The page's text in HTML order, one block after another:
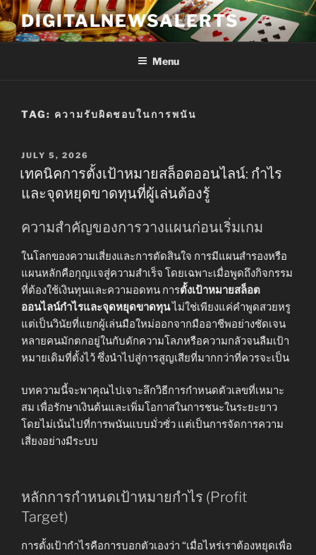
Skip
to
content
DIGITALNEWSALERTS
Menu
TAG: ความรับผิดชอบในการพนัน
POSTED
JULY 5, 2026
เทคนิคการตั้งเป้าหมายสล็อตออนไลน์: กำไร
และจุดหยุดขาดทุนที่ผู้เล่นต้องรู้
ความสำคัญของการวางแผนก่อนเริ่มเกม
ในโลกของความเสี่ยงและการตัดสินใจ การมีแผนสำรองหรือ
แผนหลักคือกุญแจสู่ความสำเร็จ โดยเฉพาะเมื่อพูดถึงกิจกรรม
ที่ต้องใช้เงินทุนและความอดทน การตั้งเป้าหมายสล็อต
ออนไลน์กำไรและจุดหยุดขาดทุนไม่ใช่เพียงแค่คำพูดสวยหรู
แต่เป็นวินัยที่แยกผู้เล่นมือใหม่ออกจากมืออาชีพอย่างชัดเจน
หลายคนมักตกอยู่ในกับดักความโลภหรือความกลัวจนลืมเป้า
หมายเดิมที่ตั้งไว้ ซึ่งนำไปสู่การสูญเสียที่มากกว่าที่ควรจะเป็น
บทความนี้จะพาคุณไปเจาะลึกวิธีการกำหนดตัวเลขที่เหมาะ
สม เพื่อรักษาเงินต้นและเพิ่มโอกาสในการชนะในระยะยาว
โดยไม่เน้นไปที่การพนันแบบมั่วซั่ว แต่เป็นการจัดการความ
เสี่ยงอย่างมีระบบ
หลักการกำหนดเป้าหมายกำไร (Profit
Target)
การตั้งเป้ากำไรคือการบอกตัวเองว่า “เมื่อไหร่เราต้องหยุดเพื่อ